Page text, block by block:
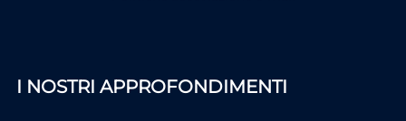
I NOSTRI APPROFONDIMENTI